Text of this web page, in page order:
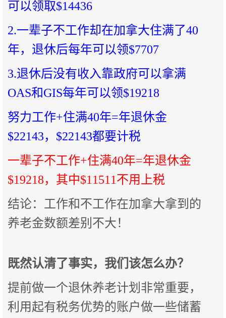
可以领取$14436
2.一辈子不工作却在加拿大住满了40
年，退休后每年可以领$7707
3.退休后没有收入靠政府可以拿满
OAS和GIS每年可以领$19218
努力工作+住满40年=年退休金
$22143，$22143都要计税
一辈子不工作+住满40年=年退休金
$19218，其中$11511不用上税
结论：工作和不工作在加拿大拿到的
养老金数额差别不大！
既然认清了事实，我们该怎么办？
提前做一个退休养老计划非常重要，
利用起有税务优势的账户做一些储蓄